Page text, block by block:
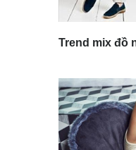
Trend mix đồ